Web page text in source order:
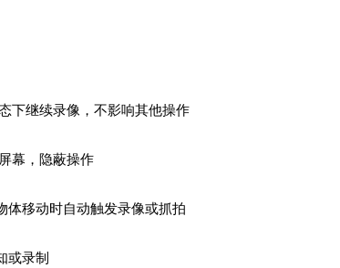
下继续录像，不影响其他操作
幕，隐蔽操作
体移动时自动触发录像或抓拍
或录制